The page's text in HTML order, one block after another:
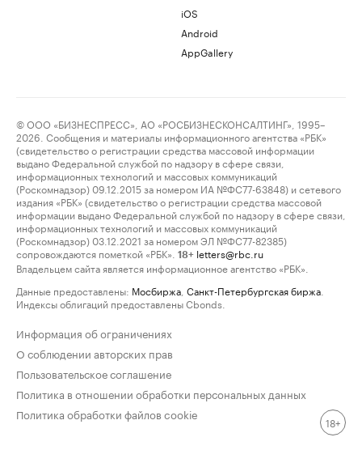
iOS
Android
AppGallery
© ООО «БИЗНЕСПРЕСС», АО «РОСБИЗНЕСКОНСАЛТИНГ», 1995–
2026. Сообщения и материалы информационного агентства «РБК»
(свидетельство о регистрации средства массовой информации
выдано Федеральной службой по надзору в сфере связи,
информационных технологий и массовых коммуникаций
(Роскомнадзор) 09.12.2015 за номером ИА №ФС77-63848) и сетевого
издания «РБК» (свидетельство о регистрации средства массовой
информации выдано Федеральной службой по надзору в сфере связи,
информационных технологий и массовых коммуникаций
(Роскомнадзор) 03.12.2021 за номером ЭЛ №ФС77-82385)
сопровождаются пометкой «РБК».
18+ letters@rbc.ru
Владельцем сайта является информационное агентство «РБК».
Данные предоставлены: Мосбиржа Санкт-Петербургская биржа
Индексы облигаций предоставлены Cbonds.
Информация об ограничениях
О соблюдении авторских прав
Пользовательское соглашение
Политика в отношении обработки персональных данных
Политика обработки файлов cookie
18+